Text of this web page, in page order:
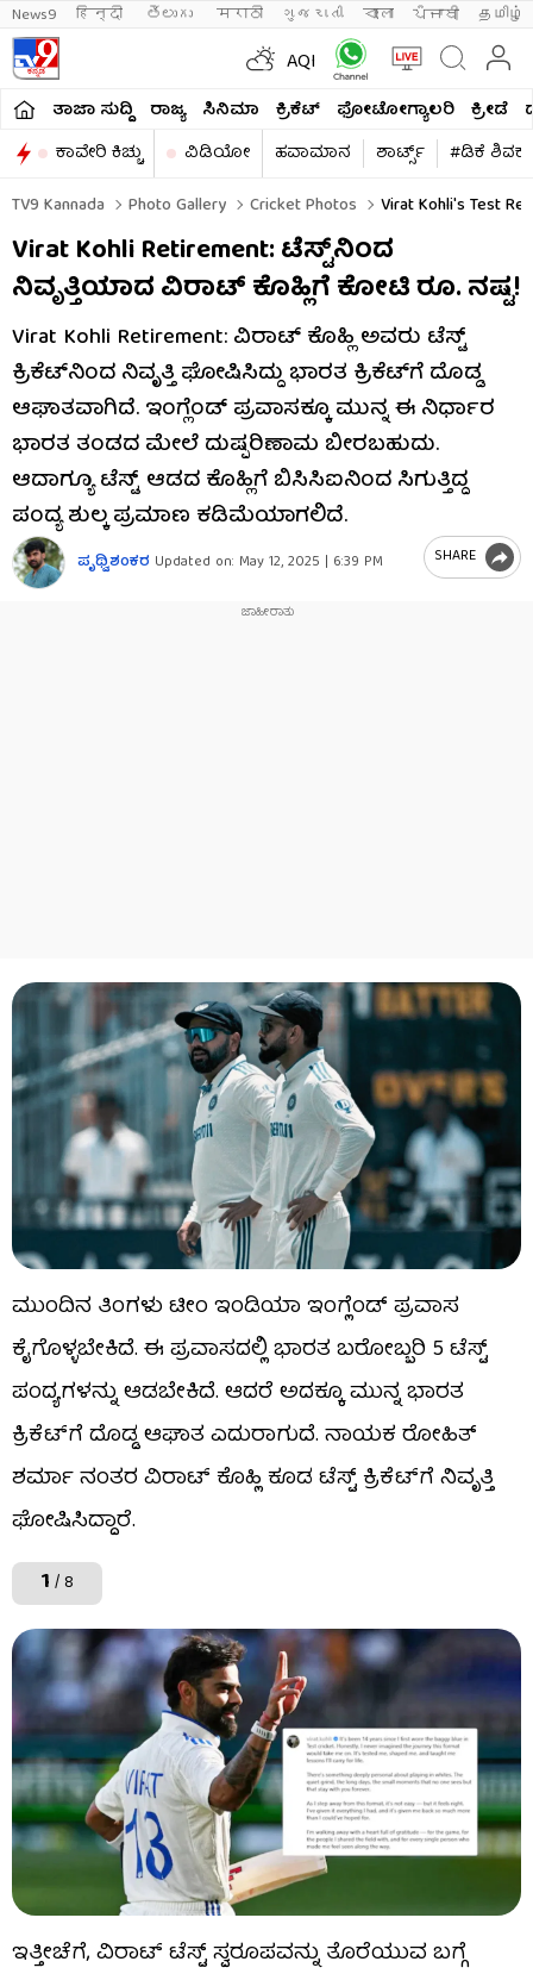
News9 हिन्दी తెలుగు मराठी ગુજરાતી বাংলা ਪੰਜਾਬੀ தமிழ்
AQI
ತಾಜಾ ಸುದ್ದಿ ರಾಜ್ಯ ಸಿನಿಮಾ ಕ್ರಿಕೆಟ್​ ಫೋಟೋಗ್ಯಾಲರಿ ಕ್ರೀಡೆ
ಕಾವೇರಿ ಕಿಚ್ಚು
ವಿಡಿಯೋ ಹವಾಮಾನ ಶಾರ್ಟ್ಸ್​
#ಡಿಕೆ
TV9 Kannada
Photo Gallery Cricket Photos Virat Kohli's Test
Virat Kohli Retirement: ಟೆಸ್ಟ್​ನಿಂದ
ನಿವೃತ್ತಿಯಾದ ವಿರಾಟ್ ಕೊಹ್ಲಿಗೆ ಕೋಟಿ ರೂ. ನಷ್ಟ!
Virat Kohli Retirement: ವಿರಾಟ್ ಕೊಹ್ಲಿ ಅವರು ಟೆಸ್ಟ್
ಕ್ರಿಕೆಟ್​ನಿಂದ ನಿವೃತ್ತಿ ಘೋಷಿಸಿದ್ದು ಭಾರತ ಕ್ರಿಕೆಟ್‌ಗೆ ದೊಡ್ಡ
ಆಘಾತವಾಗಿದೆ. ಇಂಗ್ಲೆಂಡ್ ಪ್ರವಾಸಕ್ಕೂ ಮುನ್ನ ಈ ನಿರ್ಧಾರ
ಭಾರತ ತಂಡದ ಮೇಲೆ ದುಷ್ಪರಿಣಾಮ ಬೀರಬಹುದು.
ಆದಾಗ್ಯೂ ಟೆಸ್ಟ್ ಆಡದ ಕೊಹ್ಲಿಗೆ ಬಿಸಿಸಿಐನಿಂದ ಸಿಗುತ್ತಿದ್ದ
ಪಂದ್ಯ ಶುಲ್ಕ ಪ್ರಮಾಣ ಕಡಿಮೆಯಾಗಲಿದೆ.
ಪೃಥ್ವಿಶಂಕರ Updated on: May 12, 2025 | 6:39 PM SHARE
ಮುಂದಿನ ತಿಂಗಳು ಟೀಂ ಇಂಡಿಯಾ ಇಂಗ್ಲೆಂಡ್ ಪ್ರವಾಸ
ಕೈಗೊಳ್ಳಬೇಕಿದೆ. ಈ ಪ್ರವಾಸದಲ್ಲಿ ಭಾರತ ಬರೋಬ್ಬರಿ 5 ಟೆಸ್ಟ್
ಪಂದ್ಯಗಳನ್ನು ಆಡಬೇಕಿದೆ. ಆದರೆ ಅದಕ್ಕೂ ಮುನ್ನ ಭಾರತ
ಕ್ರಿಕೆಟ್​ಗೆ ದೊಡ್ಡ ಆಘಾತ ಎದುರಾಗುದೆ. ನಾಯಕ ರೋಹಿತ್
ಶರ್ಮಾ ನಂತರ ವಿರಾಟ್ ಕೊಹ್ಲಿ ಕೂಡ ಟೆಸ್ಟ್ ಕ್ರಿಕೆಟ್​ಗೆ ನಿವೃತ್ತಿ
ಘೋಷಿಸಿದ್ದಾರೆ.
1 / 8
ಇತ್ತೀಚೆಗೆ, ವಿರಾಟ್ ಟೆಸ್ಟ್ ಸ್ವರೂಪವನ್ನು ತೊರೆಯುವ ಬಗ್ಗೆ